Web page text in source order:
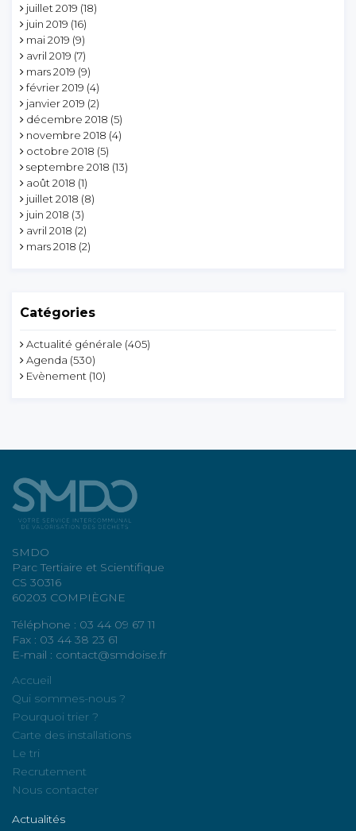
juillet 2019 (18)
juin 2019 (16)
mai 2019 (9)
avril 2019 (7)
mars 2019 (9)
février 2019 (4)
janvier 2019 (2)
décembre 2018 (5)
novembre 2018 (4)
octobre 2018 (5)
septembre 2018 (13)
août 2018 (1)
juillet 2018 (8)
juin 2018 (3)
avril 2018 (2)
mars 2018 (2)
Catégories
Actualité générale (405)
Agenda (530)
Evènement (10)
SMDO
Parc Tertiaire et Scientifique
CS 30316
60203 COMPIÈGNE
Téléphone : 03 44 09 67 11
Fax : 03 44 38 23 61
E-mail : contact@smdoise.fr
Accueil
Qui sommes-nous ?
Pourquoi trier ?
Carte des installations
Le tri
Recrutement
Nous contacter
Actualités